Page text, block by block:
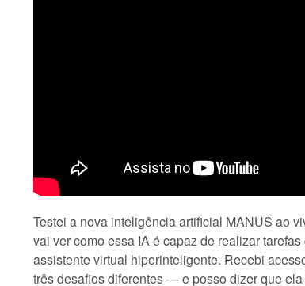
Testei a nova inteligência artificial MANUS ao
vai ver como essa IA é capaz de realizar
assistente virtual hiperinteligente. Recebi
três desafios diferentes — e posso dizer que